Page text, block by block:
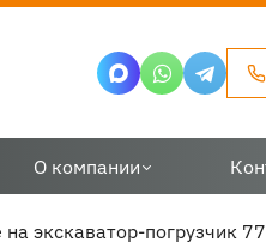
О компании
экскаватор-погрузчик